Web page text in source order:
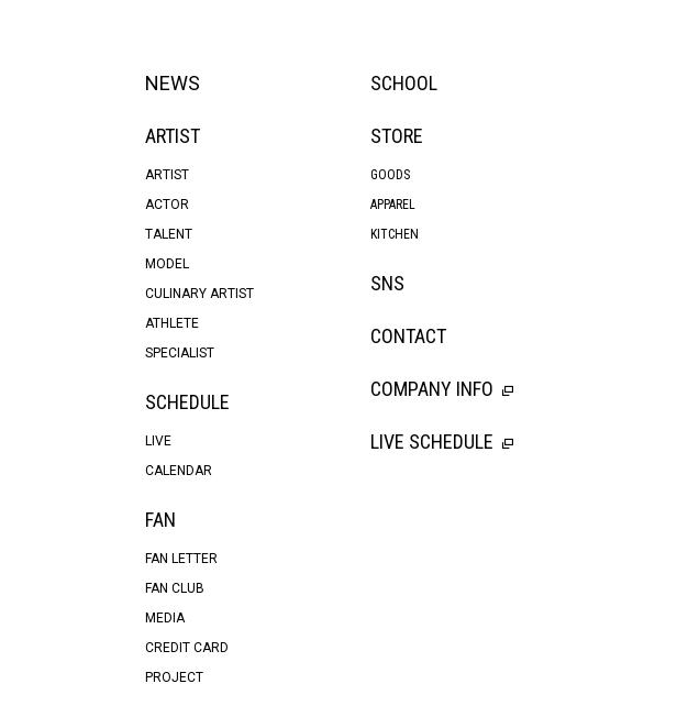
NEWS
ARTIST
ARTIST
ACTOR
TALENT
MODEL
CULINARY ARTIST
ATHLETE
SPECIALIST
SCHEDULE
LIVE
CALENDAR
FAN
FAN LETTER
FAN CLUB
MEDIA
CREDIT CARD
PROJECT
SCHOOL
STORE
GOODS
APPAREL
KITCHEN
SNS
CONTACT
COMPANY INFO
LIVE SCHEDULE